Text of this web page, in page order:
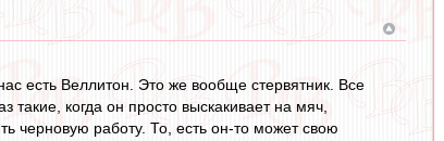
есть Веллитон. Это же вообще стервятник. Все
когда он просто выскакивает на мяч,
черновую работу. То, есть он-то может свою